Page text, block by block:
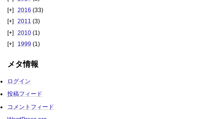
2016 (33)
2011 (3)
2010 (1)
1999 (1)
メタ情報
ログイン
投稿フィード
コメントフィード